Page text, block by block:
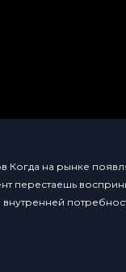
Когда на рынке
перестаешь